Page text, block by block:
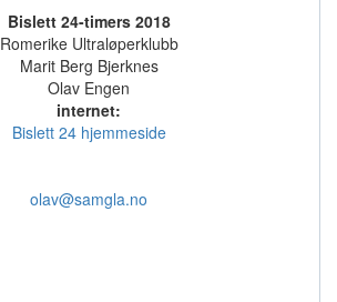
Bislett 24-timers 2018
Romerike Ultraløperklubb
Marit Berg Bjerknes
Olav Engen
internet:
Bislett 24 hjemmeside
olav@samgla.no